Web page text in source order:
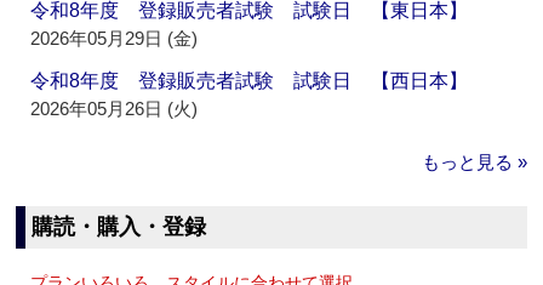
令和8年度 登録販売者試験 試験日 【東日本】
2026年05月29日 (金)
令和8年度 登録販売者試験 試験日 【西日本】
2026年05月26日 (火)
もっと見る »
購読・購入・登録